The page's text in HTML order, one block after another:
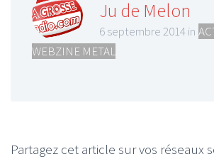
Ju de Melon
6 septembre 2014 in
WEBZINE METAL
Partagez cet article sur vos réseaux